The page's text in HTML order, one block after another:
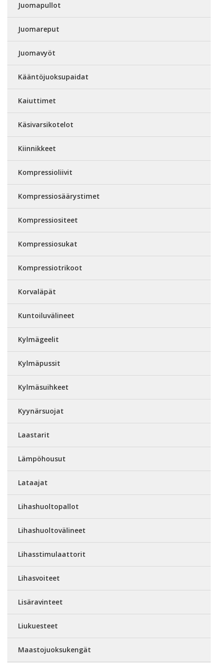
Juomapullot
Juomareput
Juomavyöt
Kääntöjuoksupaidat
Kaiuttimet
Käsivarsikotelot
Kiinnikkeet
Kompressioliivit
Kompressiosäärystimet
Kompressiositeet
Kompressiosukat
Kompressiotrikoot
Korvaläpät
Kuntoiluvälineet
Kylmägeelit
Kylmäpussit
Kylmäsuihkeet
Kyynärsuojat
Laastarit
Lämpöhousut
Lataajat
Lihashuoltopallot
Lihashuoltovälineet
Lihasstimulaattorit
Lihasvoiteet
Lisäravinteet
Liukuesteet
Maastojuoksukengät